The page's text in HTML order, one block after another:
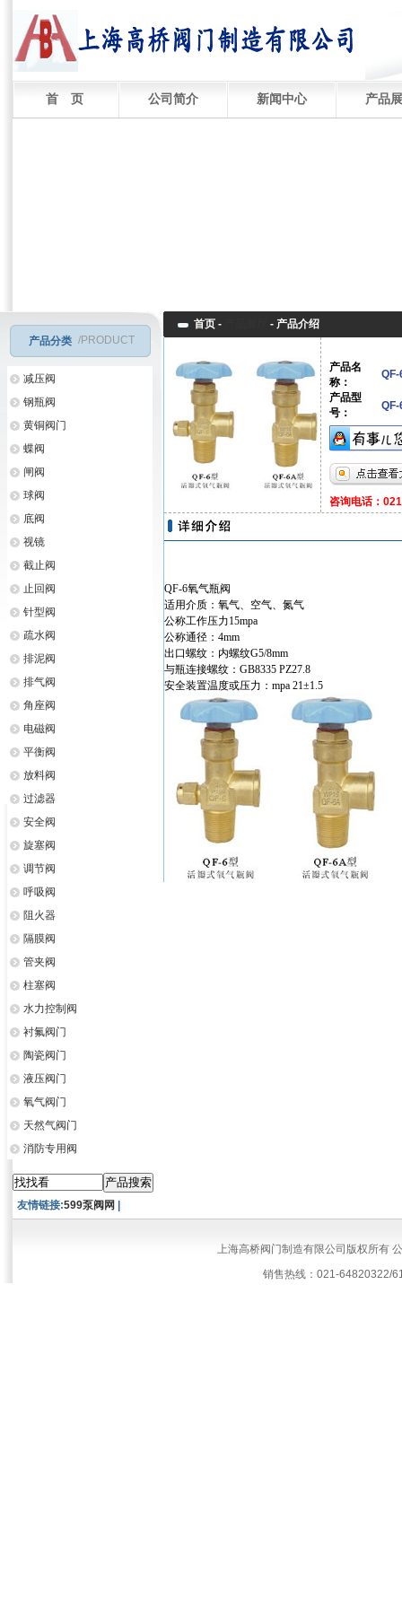
首 页 公司简介 新闻中心 产品
产品分类 /PRODUCT
减压阀
钢瓶阀
黄铜阀门
蝶阀
闸阀
球阀
底阀
视镜
截止阀
止回阀
针型阀
疏水阀
排泥阀
排气阀
角座阀
电磁阀
平衡阀
放料阀
过滤器
安全阀
旋塞阀
调节阀
呼吸阀
阻火器
隔膜阀
管夹阀
柱塞阀
水力控制阀
衬氟阀门
陶瓷阀门
液压阀门
氧气阀门
天然气阀门
消防专用阀
首页 - - 产品介绍
产品名
称：
QF-
产品型
号：
QF-
咨询电话：
QF-6氧气瓶阀
适用介质：氧气、空气、氮气
公称工作压力15mpa
公称通径：4mm
出口螺纹：内螺纹G5/8mm
与瓶连接螺纹：GB8335 PZ27.8
安全装置温度或压力：mpa 21±1.5
友情链接:599泵阀网
上海高桥阀门制造有限公司版权所有
销售热线：021-64820322/